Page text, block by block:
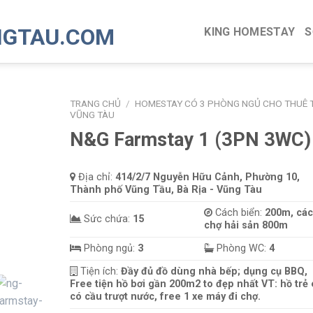
KING HOMESTAY
TRANG CHỦ / HOMESTAY CÓ 3 PHÒNG NGỦ CHO THUÊ
VŨNG TÀU
N&G Farmstay 1 (3PN 3WC)
Địa chỉ: 414/2/7 Nguyễn Hữu Cảnh, Phường 10,
Thành phố Vũng Tầu, Bà Rịa - Vũng Tàu
Sức chứa: 15
Cách biển: 200m,
chợ hải sản 800m
Phòng ngủ: 3 Phòng WC: 4
Tiện ích: Đầy đủ đồ dùng nhà bếp; dụng cụ BBQ,
Free tiện hồ bơi gần 200m2 to đẹp nhất VT: hồ trẻ
có cầu trượt nước, free 1 xe máy đi chợ.